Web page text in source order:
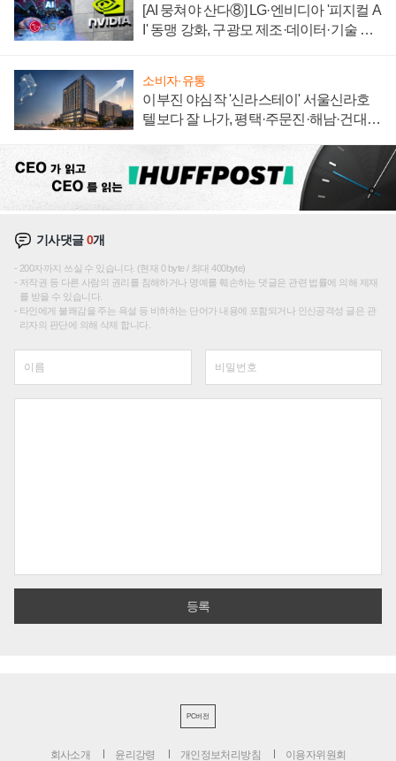
[AI 뭉쳐야 산다⑧] LG·엔비디아 '피지컬 A
I' 동맹 강화, 구광모 제조·데이터·기술 결
소비자·유통
이부진 야심작 '신라스테이' 서울신라호
텔보다 잘 나가, 평택·주문진·해남·건대로
기사댓글0개
200자까지 쓰실 수 있습니다. (현재 0 byte / 최대 400byte)
저작권 등 다른 사람의 권리를 침해하거나 명예를 훼손하는 댓글은 관련 법률에 의해 제재
를 받을 수 있습니다.
타인에게 불쾌감을 주는 욕설 등 비하하는 단어가 내용에 포함되거나 인신공격성 글은 관
리자의 판단에 의해 삭제 합니다.
PC버전
회사소개 윤리강령 개인정보처리방침 이용자위원회